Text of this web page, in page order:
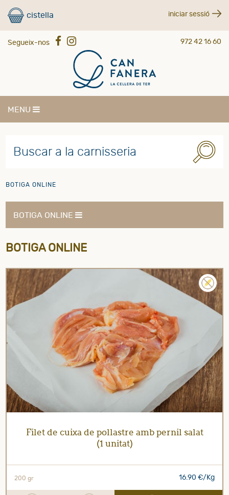
Segueix-nos 972 42 16 60
iniciar sessió
cistella
MENU
BOTIGA ONLINE
BOTIGA ONLINE
BOTIGA ONLINE
Filet de cuixa de pollastre amb pernil salat
(1 unitat)
200 gr 16.90 €/Kg